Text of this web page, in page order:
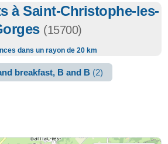
à Saint-Christophe-les-
(15700)
dans un rayon de 20 km
breakfast, B and B (2)